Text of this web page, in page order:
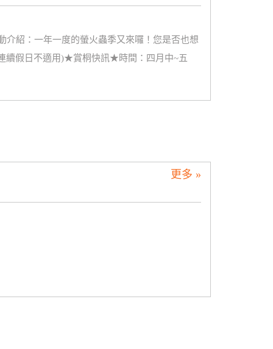
紹：一年一度的螢火蟲季又來囉！您是否也想
續假日不適用)★賞桐快訊★時間：四月中~五
更多 »